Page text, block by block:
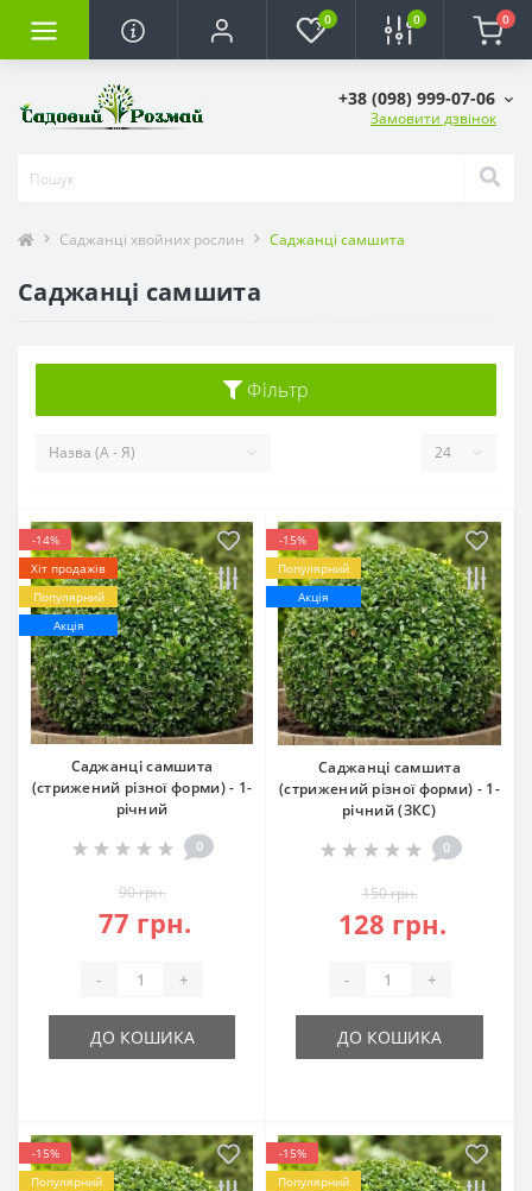
0 0 0
+38 (098) 999-07-06
Замовити дзвінок
Саджанці хвойних рослин Саджанці самшита
Саджанці самшита
Фільтр
-14%
Хіт продажів
Популярний
Акція
Саджанці самшита
(стрижений різної форми) - 1-
річний
0
90 грн.
77 грн.
- +
ДО КОШИКА
-15%
Популярний
Акція
Саджанці самшита
(стрижений різної форми) - 1-
річний (ЗКС)
0
150 грн.
128 грн.
- +
ДО КОШИКА
-15%
Популярний
-15%
Популярний